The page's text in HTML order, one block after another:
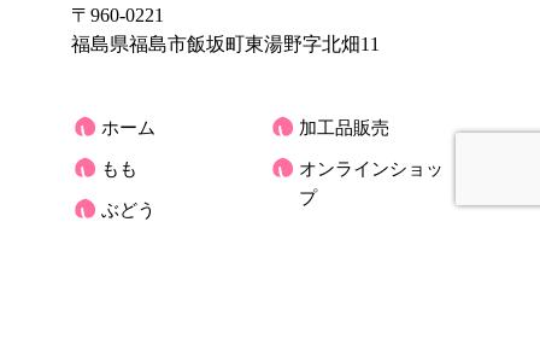
〒960-0221
福島県福島市飯坂町東湯野字北畑11
ホーム
もも
ぶどう
加工品販売
オンラインショッ
プ